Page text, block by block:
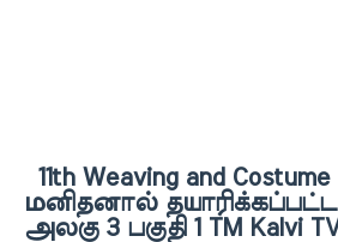
11th Weaving and Costume
மனிதனால்
அலகு 3 பகுதி 1 TM Kalvi